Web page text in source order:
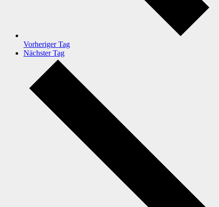
Vorheriger Tag
Nächster Tag